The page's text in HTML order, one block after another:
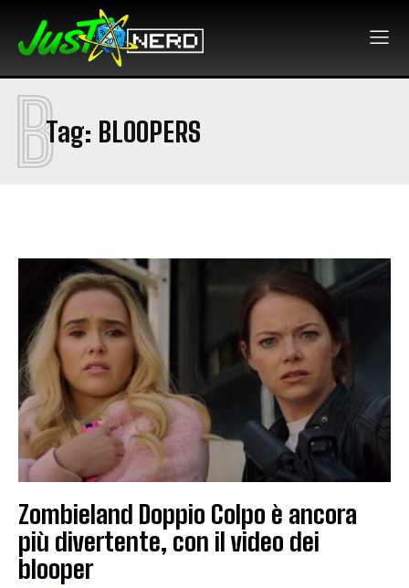
Tag: BLOOPERS
B
Zombieland Doppio Colpo è ancora
più divertente, con il video dei
blooper